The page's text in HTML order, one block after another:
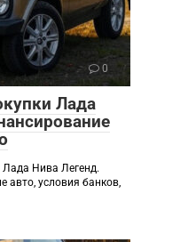
0
Лада
Нива Легенд.
авто, условия банков,